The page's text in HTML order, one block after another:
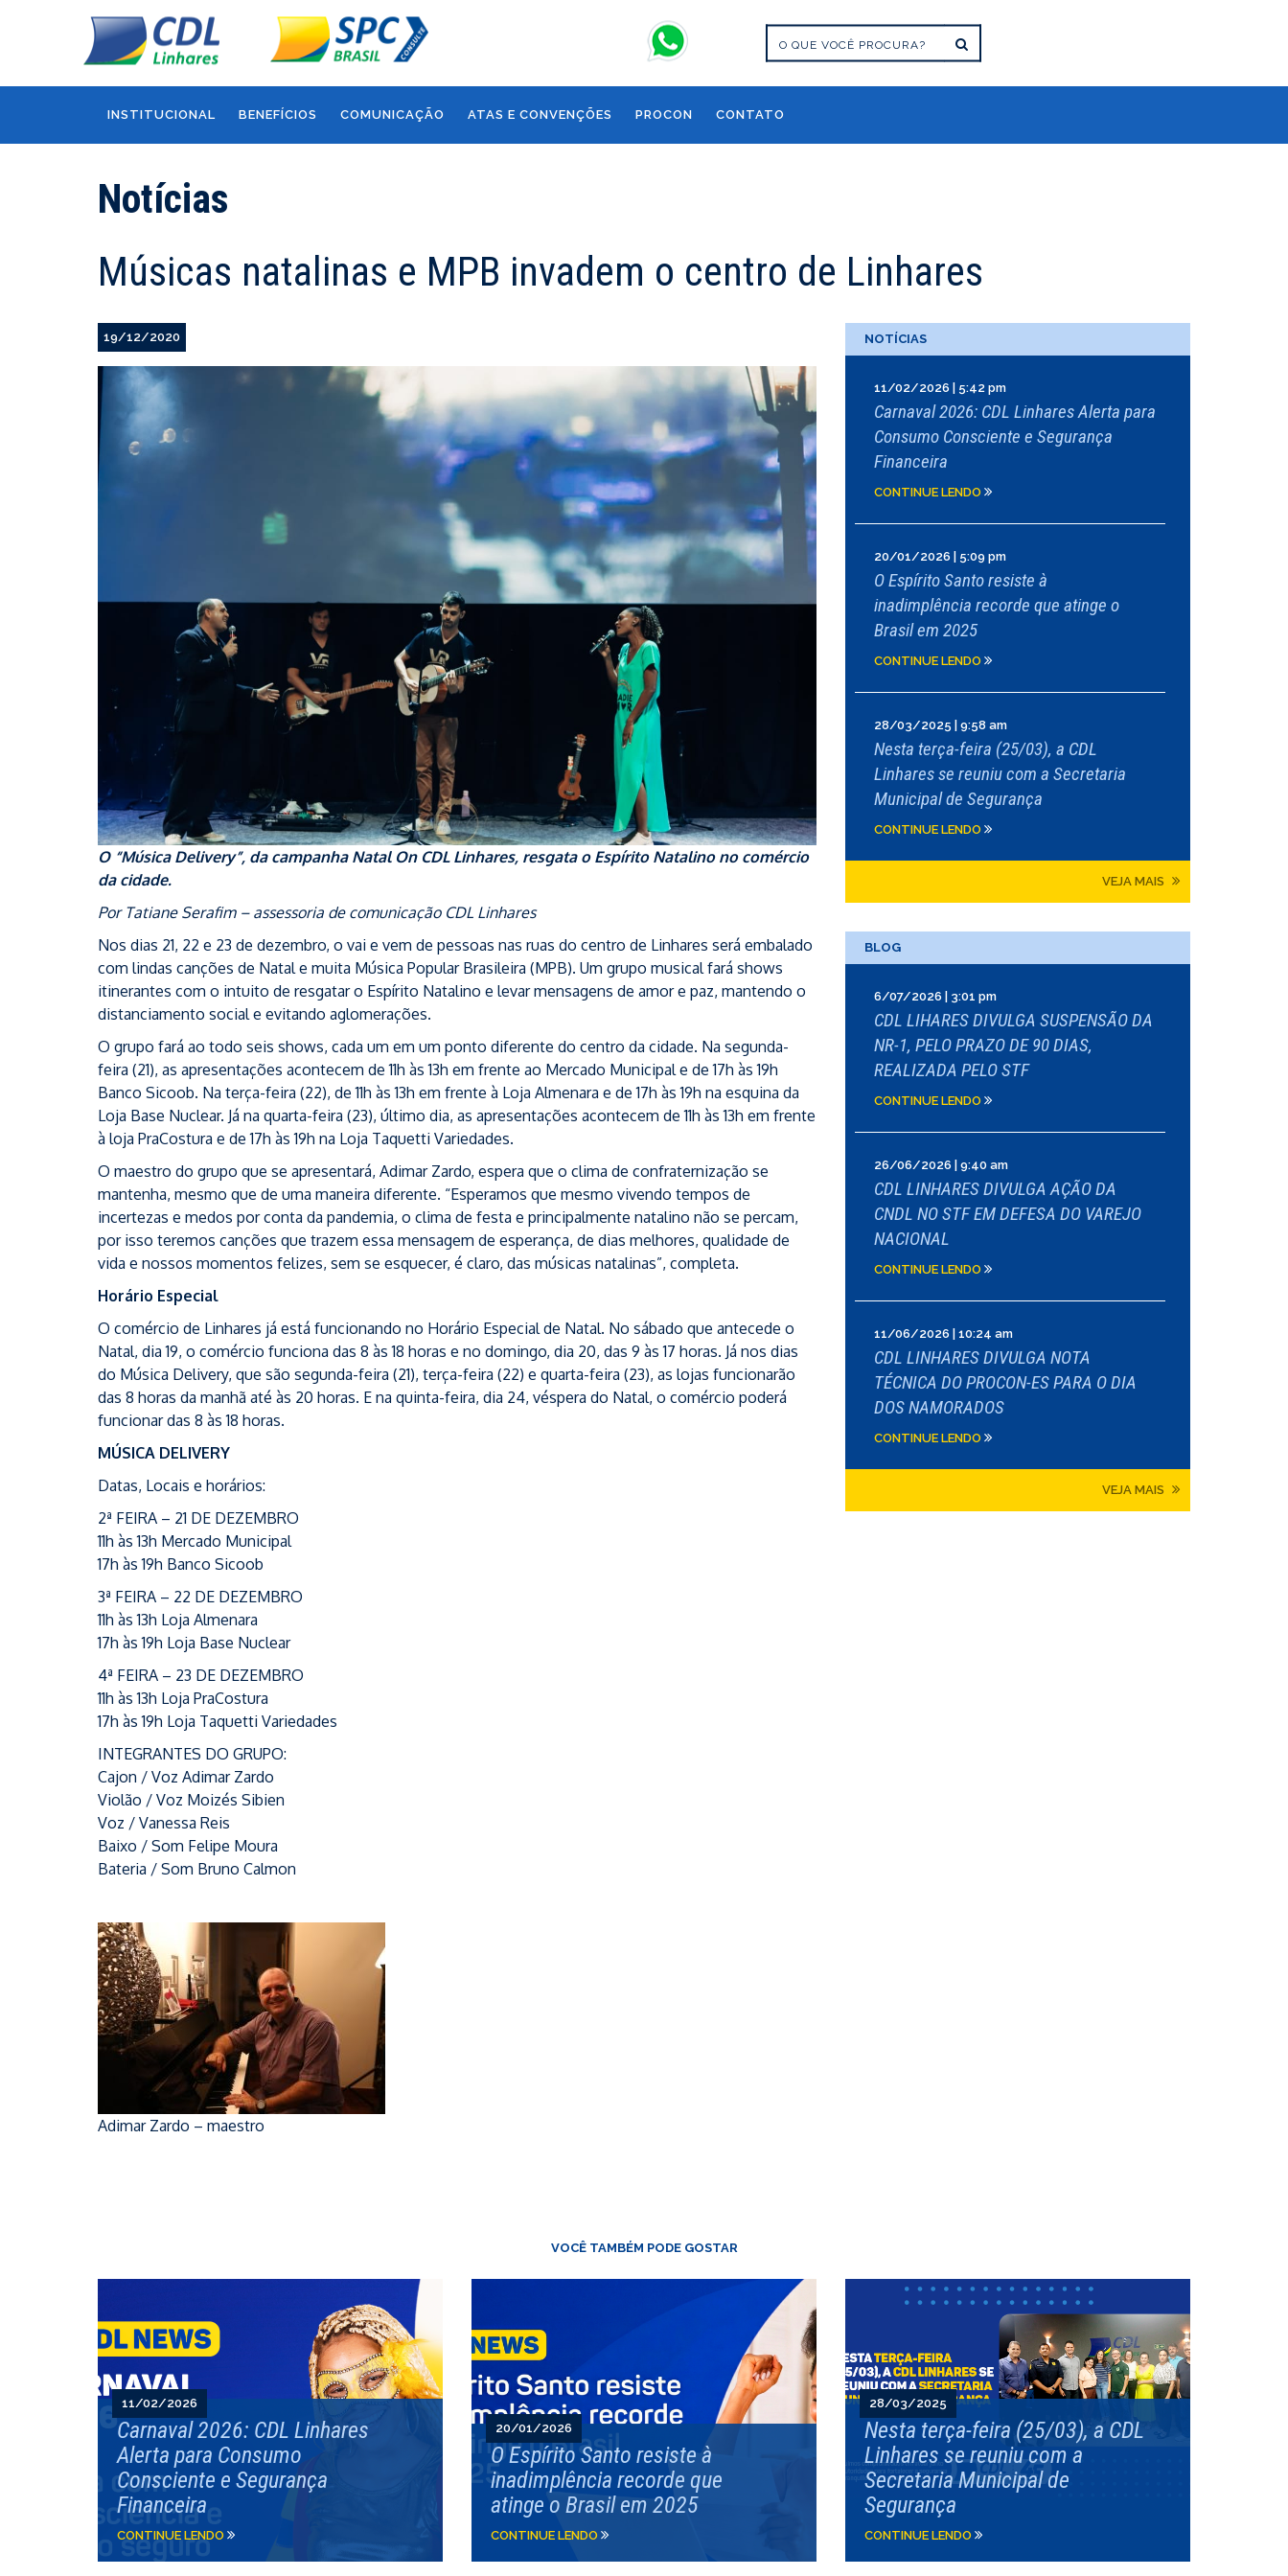
INSTITUCIONAL BENEFÍCIOS COMUNICAÇÃO ATAS E CONVENÇÕES PROCON CONTATO
Notícias
Músicas natalinas e MPB invadem o centro de Linhares
19/12/2020
O “Música Delivery”, da campanha Natal On CDL Linhares, resgata o Espírito Natalino no comércio
da cidade.
Por Tatiane Serafim – assessoria de comunicação CDL Linhares
Nos dias 21, 22 e 23 de dezembro, o vai e vem de pessoas nas ruas do centro de Linhares será embalado
com lindas canções de Natal e muita Música Popular Brasileira (MPB). Um grupo musical fará shows
itinerantes com o intuito de resgatar o Espírito Natalino e levar mensagens de amor e paz, mantendo o
distanciamento social e evitando aglomerações.
O grupo fará ao todo seis shows, cada um em um ponto diferente do centro da cidade. Na segunda-
feira (21), as apresentações acontecem de 11h às 13h em frente ao Mercado Municipal e de 17h às 19h
Banco Sicoob. Na terça-feira (22), de 11h às 13h em frente à Loja Almenara e de 17h às 19h na esquina da
Loja Base Nuclear. Já na quarta-feira (23), último dia, as apresentações acontecem de 11h às 13h em frente
à loja PraCostura e de 17h às 19h na Loja Taquetti Variedades.
O maestro do grupo que se apresentará, Adimar Zardo, espera que o clima de confraternização se
mantenha, mesmo que de uma maneira diferente. “Esperamos que mesmo vivendo tempos de
incertezas e medos por conta da pandemia, o clima de festa e principalmente natalino não se percam,
por isso teremos canções que trazem essa mensagem de esperança, de dias melhores, qualidade de
vida e nossos momentos felizes, sem se esquecer, é claro, das músicas natalinas”, completa.
Horário Especial
O comércio de Linhares já está funcionando no Horário Especial de Natal. No sábado que antecede o
Natal, dia 19, o comércio funciona das 8 às 18 horas e no domingo, dia 20, das 9 às 17 horas. Já nos dias
do Música Delivery, que são segunda-feira (21), terça-feira (22) e quarta-feira (23), as lojas funcionarão
das 8 horas da manhã até às 20 horas. E na quinta-feira, dia 24, véspera do Natal, o comércio poderá
funcionar das 8 às 18 horas.
MÚSICA DELIVERY
Datas, Locais e horários:
2ª FEIRA – 21 DE DEZEMBRO
11h às 13h Mercado Municipal
17h às 19h Banco Sicoob
3ª FEIRA – 22 DE DEZEMBRO
11h às 13h Loja Almenara
17h às 19h Loja Base Nuclear
4ª FEIRA – 23 DE DEZEMBRO
11h às 13h Loja PraCostura
17h às 19h Loja Taquetti Variedades
INTEGRANTES DO GRUPO:
Cajon / Voz Adimar Zardo
Violão / Voz Moizés Sibien
Voz / Vanessa Reis
Baixo / Som Felipe Moura
Bateria / Som Bruno Calmon
Adimar Zardo – maestro
NOTÍCIAS
11/02/2026 | 5:42 pm
Carnaval 2026: CDL Linhares Alerta para
Consumo Consciente e Segurança
Financeira
CONTINUE LENDO
20/01/2026 | 5:09 pm
O Espírito Santo resiste à
inadimplência recorde que atinge o
Brasil em 2025
CONTINUE LENDO
28/03/2025 | 9:58 am
Nesta terça-feira (25/03), a CDL
Linhares se reuniu com a Secretaria
Municipal de Segurança
CONTINUE LENDO
VEJA MAIS
BLOG
6/07/2026 | 3:01 pm
CDL LIHARES DIVULGA SUSPENSÃO DA
NR-1, PELO PRAZO DE 90 DIAS,
REALIZADA PELO STF
CONTINUE LENDO
26/06/2026 | 9:40 am
CDL LINHARES DIVULGA AÇÃO DA
CNDL NO STF EM DEFESA DO VAREJO
NACIONAL
CONTINUE LENDO
11/06/2026 | 10:24 am
CDL LINHARES DIVULGA NOTA
TÉCNICA DO PROCON-ES PARA O DIA
DOS NAMORADOS
CONTINUE LENDO
VEJA MAIS
VOCÊ TAMBÉM PODE GOSTAR
11/02/2026
Carnaval 2026: CDL Linhares
Alerta para Consumo
Consciente e Segurança
Financeira
CONTINUE LENDO
20/01/2026
O Espírito Santo resiste à
inadimplência recorde que
atinge o Brasil em 2025
CONTINUE LENDO
28/03/2025
Nesta terça-feira (25/03), a CDL
Linhares se reuniu com a
Secretaria Municipal de
Segurança
CONTINUE LENDO